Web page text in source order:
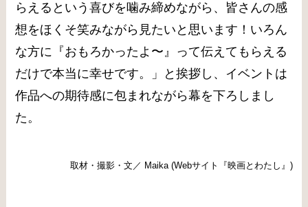
らえるという喜びを噛み締めながら、皆さんの感
想をほくそ笑みながら見たいと思います！いろん
な方に『おもろかったよ〜』って伝えてもらえる
だけで本当に幸せです。」と挨拶し、イベントは
作品への期待感に包まれながら幕を下ろしまし
た。
取材・撮影・文／ Maika (Webサイト『映画とわたし』)